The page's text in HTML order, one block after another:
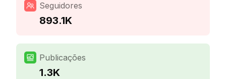
Seguidores
893.1K
Publicações
1.3K